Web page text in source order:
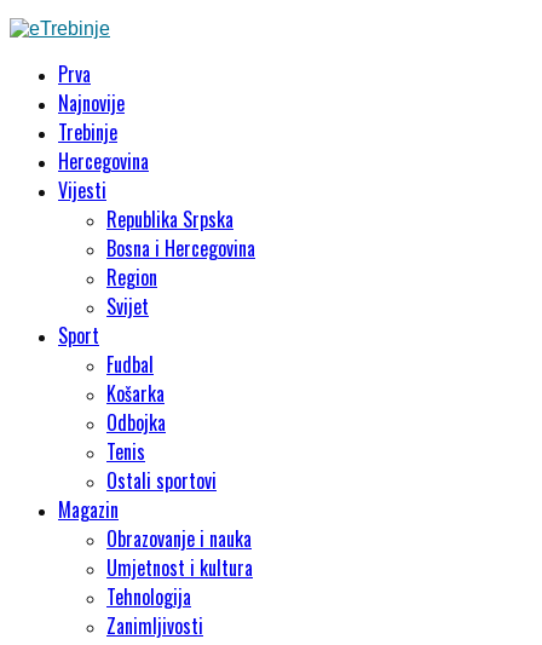
Prva
Najnovije
Trebinje
Hercegovina
Vijesti
Republika Srpska
Bosna i Hercegovina
Region
Svijet
Sport
Fudbal
Košarka
Odbojka
Tenis
Ostali sportovi
Magazin
Obrazovanje i nauka
Umjetnost i kultura
Tehnologija
Zanimljivosti